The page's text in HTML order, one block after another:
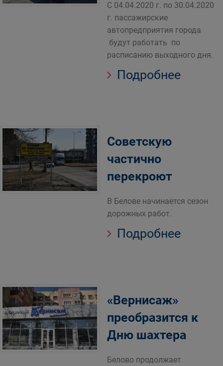
С 04.04.2020 г. по 30.04.2020
г. пассажирские
автопредприятия города
будут работать по
расписанию выходного дня.
Подробнее
Советскую
частично
перекроют
В Белове начинается сезон
дорожных работ.
Подробнее
«Вернисаж»
преобразится к
Дню шахтера
Белово продолжает